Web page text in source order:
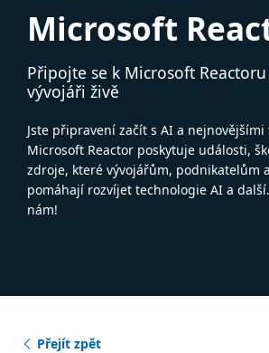
Microsoft
Připojte se k Microsoft
vývojáři živě
Jste připravení začít s AI a
Microsoft Reactor poskytuje události,
zdroje, které vývojářům, podnikatelům
pomáhají rozvíjet technologie AI a
nám!
Přejít zpět